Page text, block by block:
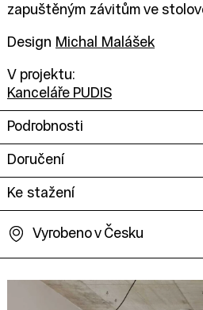
zapuštěným závitům ve
Design Michal Malášek
V projektu:
Kanceláře PUDIS
Podrobnosti
Doručení
Ke stažení
Vyrobeno v Česku